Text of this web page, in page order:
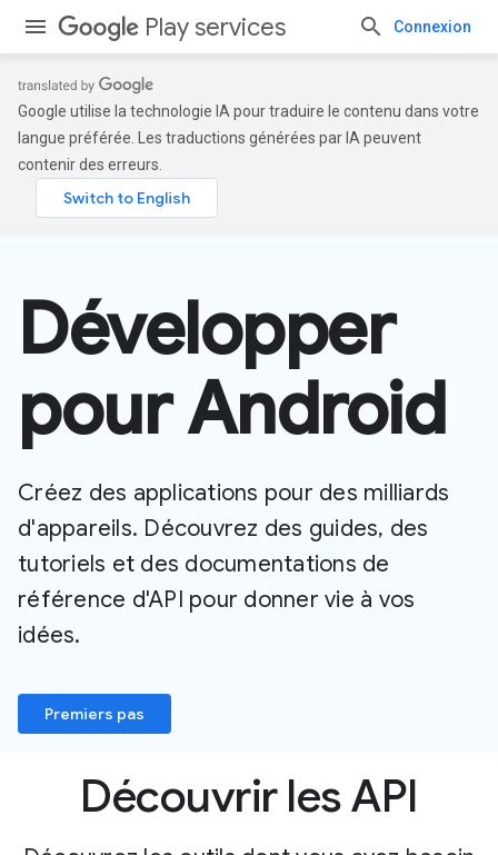
Play services Connexion
Google utilise la technologie IA pour traduire le contenu dans votre
langue préférée. Les traductions générées par IA peuvent
contenir des erreurs.
Développer
pour Android
Créez des applications pour des milliards
d'appareils. Découvrez des guides, des
tutoriels et des documentations de
référence d'API pour donner vie à vos
idées.
Premiers pas
Découvrir les API